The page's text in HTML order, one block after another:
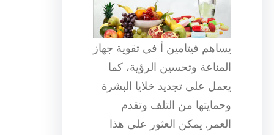
يساهم فيتامين أ في تقوية جهاز
المناعة وتحسين الرؤية، كما
يعمل على تجديد خلايا البشرة
وحمايتها من التلف وتقدم
العمر. يمكن العثور على هذا